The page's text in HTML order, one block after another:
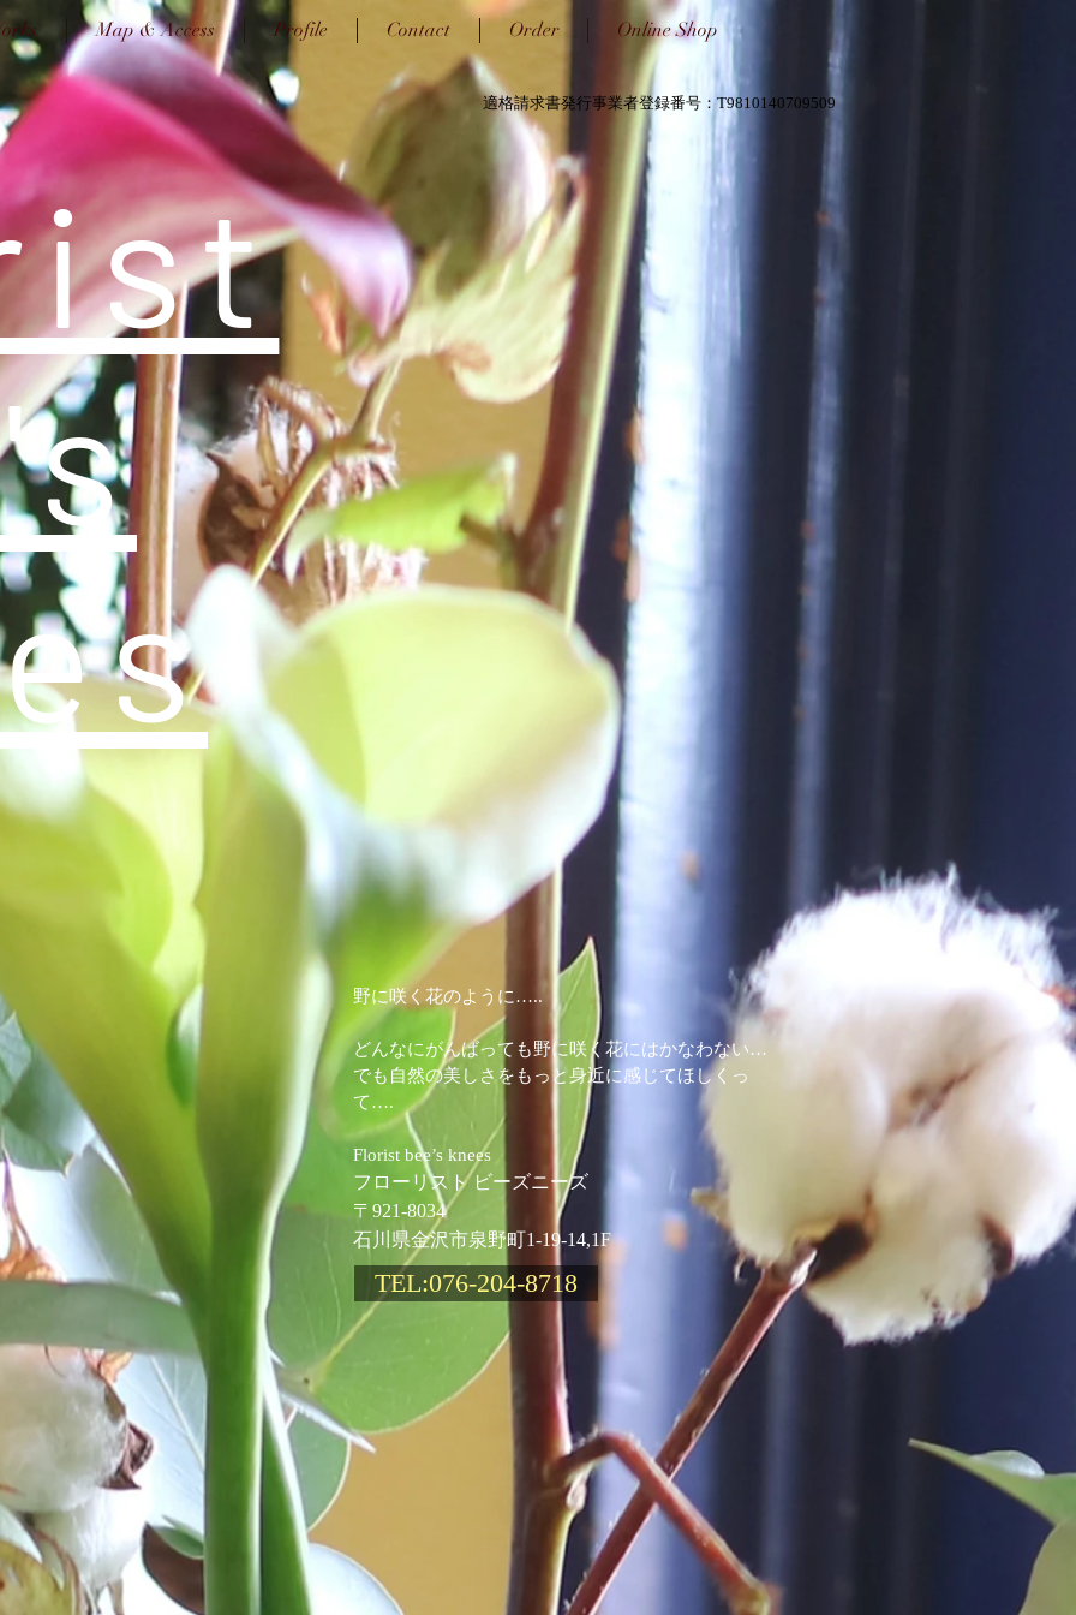
Map & Access Profile Contact Order Online Shop
適格請求書発行事業者登録番号：T9810140709509
野に咲く花のように…..
どんなにがんばっても野に咲く花にはかなわない…
でも自然の美しさをもっと身近に感じてほしくっ
て….
Florist bee’s knees
フローリスト ビーズニーズ
〒921-8034
石川県金沢市泉野町1-19-14,1F
TEL:076-204-8718